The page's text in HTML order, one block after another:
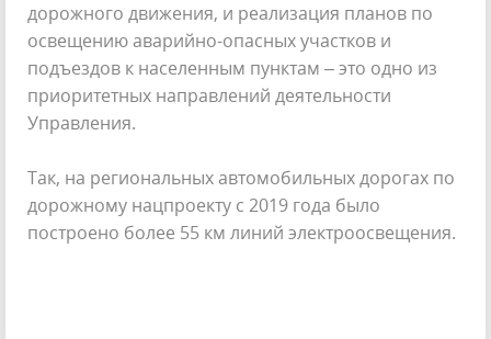
дорожного движения, и реализация планов по
освещению аварийно-опасных участков и
подъездов к населенным пунктам – это одно из
приоритетных направлений деятельности
Управления.
Так, на региональных автомобильных дорогах по
дорожному нацпроекту с 2019 года было
построено более 55 км линий электроосвещения.